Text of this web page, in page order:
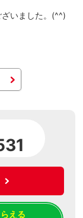
いました。(^^)
える